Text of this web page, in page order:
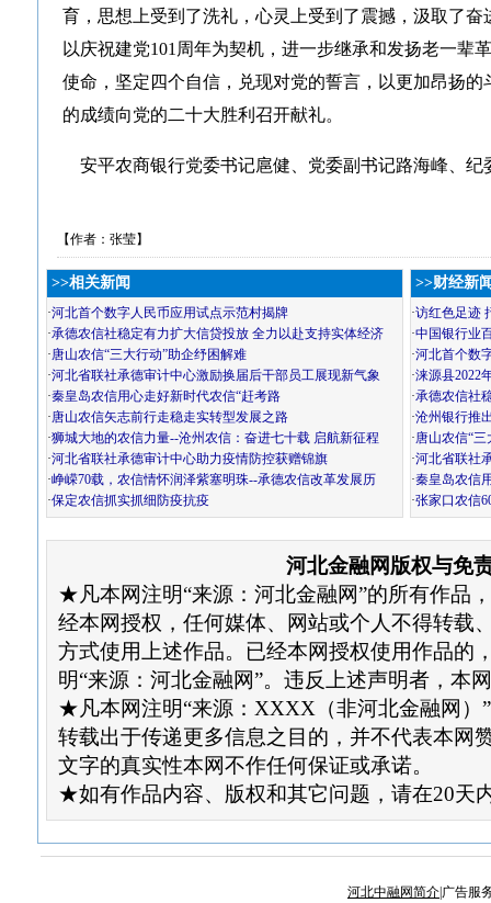
育，思想上受到了洗礼，心灵上受到了震撼，汲取了
以庆祝建党101周年为契机，进一步继承和发扬老一辈
使命，坚定四个自信，兑现对党的誓言，以更加昂扬
的成绩向党的二十大胜利召开献礼。
安平农商银行党委书记扈健、党委副书记路海峰、纪
【作者：张莹】
>>相关新闻
·河北首个数字人民币应用试点示范村揭牌
·承德农信社稳定有力扩大信贷投放 全力以赴支持实体经济
·唐山农信“三大行动”助企纾困解难
·河北省联社承德审计中心激励换届后干部员工展现新气象
·秦皇岛农信用心走好新时代农信“赶考路
·唐山农信矢志前行走稳走实转型发展之路
·狮城大地的农信力量--沧州农信：奋进七十载 启航新征程
·河北省联社承德审计中心助力疫情防控获赠锦旗
·峥嵘70载，农信情怀润泽紫塞明珠--承德农信改革发展历
·保定农信抓实抓细防疫抗疫
>>财经新
·访红色足迹
·中国银行业
·河北首个数
·涞源县2022
·承德农信社
·沧州银行推
·唐山农信“
·河北省联社
·秦皇岛农信
·张家口农信
河北金融网版权与免
★凡本网注明“来源：河北金融网”的所有作品
经本网授权，任何媒体、网站或个人不得转载
方式使用上述作品。已经本网授权使用作品的
明“来源：河北金融网”。违反上述声明者，本
★凡本网注明“来源：XXXX（非河北金融网）
转载出于传递更多信息之目的，并不代表本网
文字的真实性本网不作任何保证或承诺。
★如有作品内容、版权和其它问题，请在20天
河北中融网简介 |广告服